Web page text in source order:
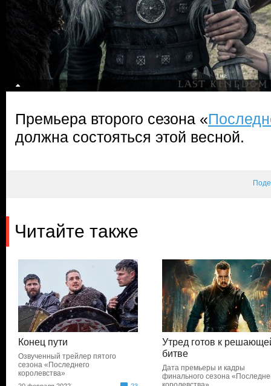
Премьера второго сезона «
должна состояться этой весной.
Читайте также
Конец пути
Озвученный трейлер пятого
сезона «Последнего
королевства»
Утред готов к
битве
Дата премьеры и кадры
финального сезона